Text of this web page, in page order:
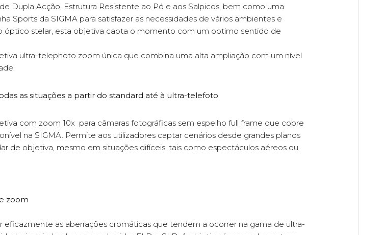
Dupla Acção, Estrutura Resistente ao Pó e aos Salpicos, bem como uma
Sports da SIGMA para satisfazer as necessidades de vários ambientes e
óptico stelar, esta objetiva capta o momento com um optimo sentido de
ultra-telephoto zoom única que combina uma alta ampliação com um nível
as situações a partir do standard até à ultra-telefoto
com zoom 10x para câmaras fotográficas sem espelho full frame que cobre
na SIGMA. Permite aos utilizadores captar cenários desde grandes planos
de objetiva, mesmo em situações difíceis, tais como espectáculos aéreos ou
zoom
as aberrações cromáticas que tendem a ocorrer na gama de ultra-